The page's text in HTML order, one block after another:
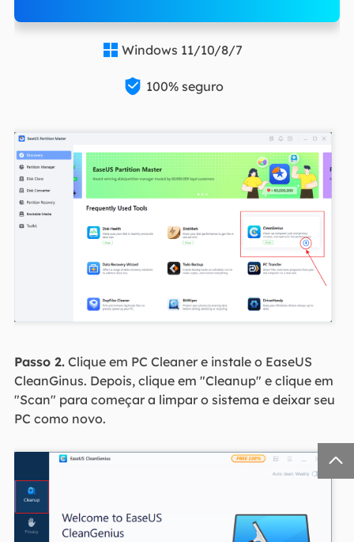
 Windows 11/10/8/7
 100% seguro
Passo 2.Clique em PC Cleaner e instale o EaseUS
CleanGinus. Depois, clique em "Cleanup" e clique em
"Scan" para começar a limpar o sistema e deixar seu
PC como novo.
